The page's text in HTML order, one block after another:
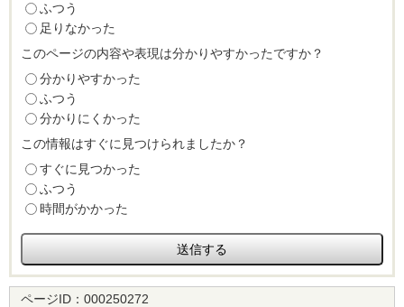
ふつう
足りなかった
このページの内容や表現は分かりやすかったですか？
分かりやすかった
ふつう
分かりにくかった
この情報はすぐに見つけられましたか？
すぐに見つかった
ふつう
時間がかかった
ページID： 000250272